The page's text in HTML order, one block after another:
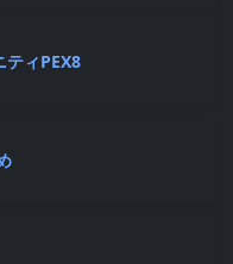
ティPEX8